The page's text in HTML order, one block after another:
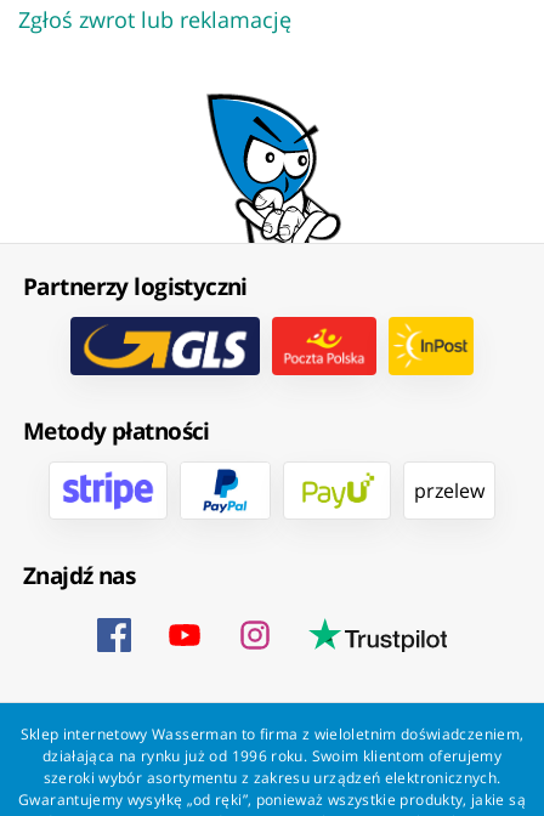
Zgłoś zwrot lub reklamację
Partnerzy logistyczni
Metody płatności
przelew
Znajdź nas
Sklep internetowy Wasserman to firma z wieloletnim doświadczeniem,
działająca na rynku już od 1996 roku. Swoim klientom oferujemy
szeroki wybór asortymentu z zakresu urządzeń elektronicznych.
Gwarantujemy wysyłkę „od ręki”, ponieważ wszystkie produkty, jakie są